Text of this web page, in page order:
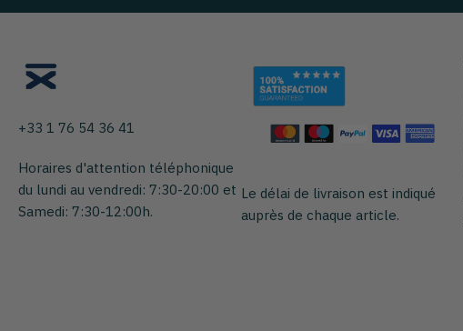
+33 1 76 54 36 41
Horaires d'attention téléphonique
du lundi au vendredi: 7:30-20:00 et
Samedi: 7:30-12:00h.
Le délai de livraison est indiqué
auprès de chaque article.